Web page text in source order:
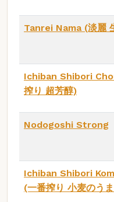
Tanrei Nama (淡麗
Ichiban Shibori
搾り 超芳醇)
Nodogoshi Strong
Ichiban Shibori
(一番搾り 小麦のう